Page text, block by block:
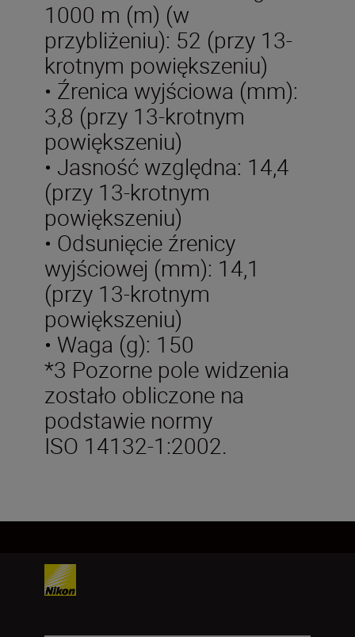
1000 m (m) (w
przybliżeniu): 52 (przy 13-
krotnym powiększeniu)
• Źrenica wyjściowa (mm):
3,8 (przy 13-krotnym
powiększeniu)
• Jasność względna: 14,4
(przy 13-krotnym
powiększeniu)
• Odsunięcie źrenicy
wyjściowej (mm): 14,1
(przy 13-krotnym
powiększeniu)
• Waga (g): 150
*3 Pozorne pole widzenia
zostało obliczone na
podstawie normy
ISO 14132-1:2002.